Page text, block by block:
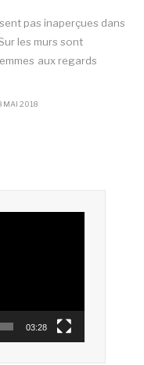
pas inaperçues dans
les murs sont
aux regards
MAI 2018
03:28